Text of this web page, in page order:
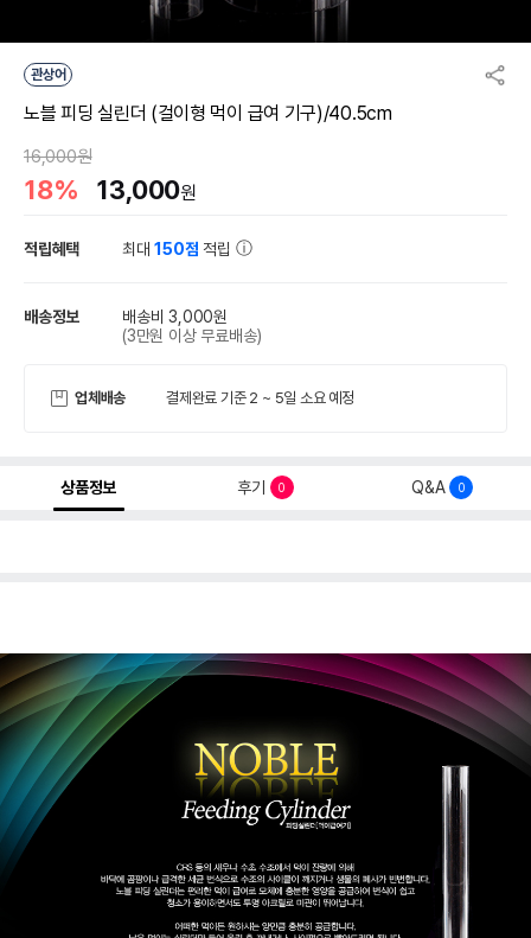
관상어
노블 피딩 실린더 (걸이형 먹이 급여 기구)/40.5cm
16,000원
18% 13,000원
적립혜택 최대150점 적립
배송정보
배송비 3,000원
(3만원 이상 무료배송)
업체배송 결제완료 기준 2 ~ 5일 소요 예정
상품정보 후기 0 Q&A 0